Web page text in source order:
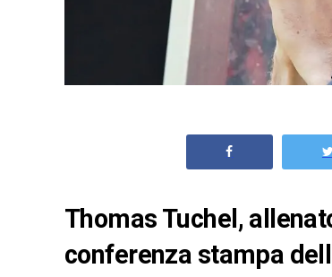
Thomas Tuchel,
conferenza stampa